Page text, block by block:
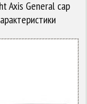
Axis General cap